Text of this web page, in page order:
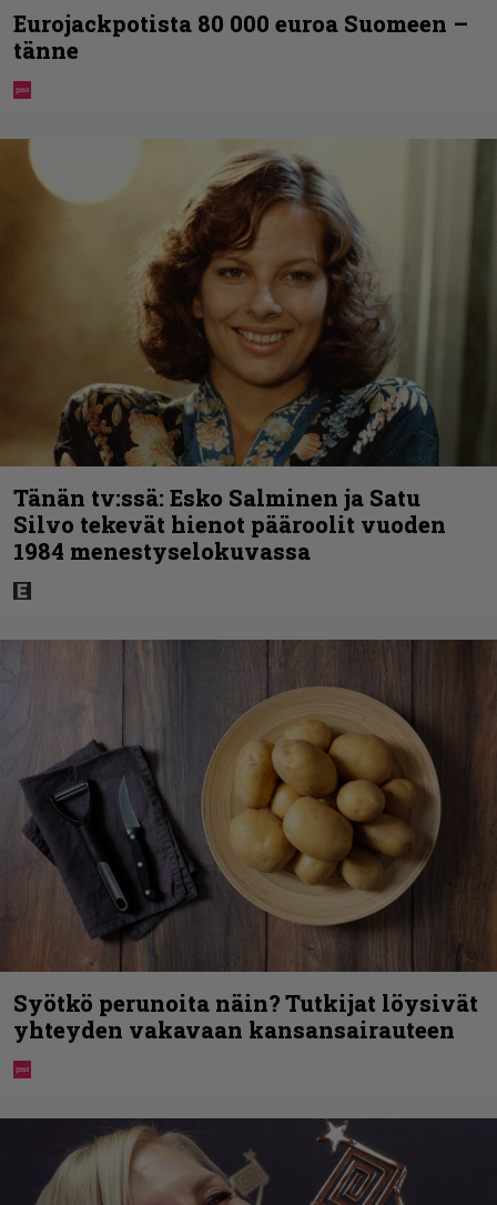
Eurojackpotista 80 000 euroa Suomeen –
tänne
Tänän tv:ssä: Esko Salminen ja Satu
Silvo tekevät hienot pääroolit vuoden
1984 menestyselokuvassa
Syötkö perunoita näin? Tutkijat löysivät
yhteyden vakavaan kansansairauteen